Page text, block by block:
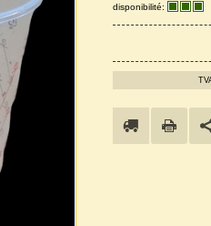
disponibilité: